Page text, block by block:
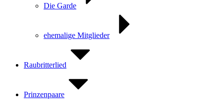
Die Garde
ehemalige Mitglieder
Raubritterlied
Prinzenpaare